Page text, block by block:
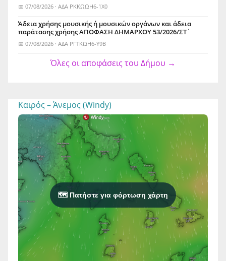
📅 07/08/2026 · ΑΔΑ ΡΚΚΩΩΗ6-1Χ0
Άδεια χρήσης μουσικής ή μουσικών οργάνων και άδεια
παράτασης χρήσης ΑΠΟΦΑΣΗ ΔΗΜΑΡΧΟΥ 53/2026/ΣΤ΄
📅 07/08/2026 · ΑΔΑ ΡΓΤΚΩΗ6-Υ9Β
Όλες οι αποφάσεις του Δήμου →
Καιρός – Άνεμος (Windy)
🗺️ Πατήστε για φόρτωση χάρτη